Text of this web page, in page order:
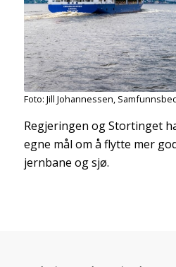
Foto: Jill Johannessen,
Regjeringen og Stortinget
egne mål om å flytte mer
jernbane og sjø.